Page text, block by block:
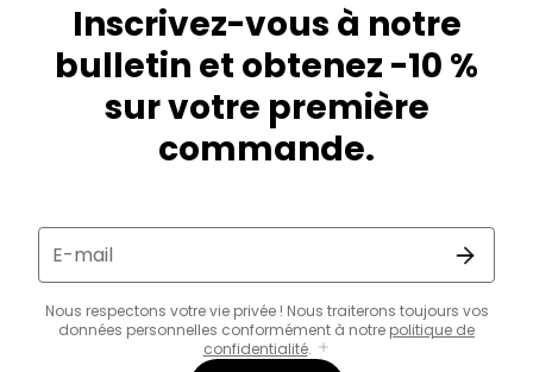
Inscrivez-vous à notre
bulletin et obtenez -10 %
sur votre première
commande.
E-mail
Nous respectons votre vie privée ! Nous traiterons toujours vos
données personnelles conformément à notre politique de
confidentialité.